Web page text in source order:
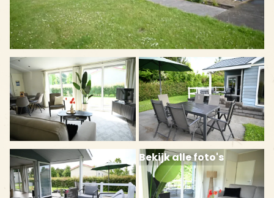
Bekijk alle foto's